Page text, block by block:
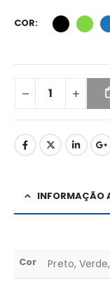
COR
INFORMAÇÃO
Cor Preto,